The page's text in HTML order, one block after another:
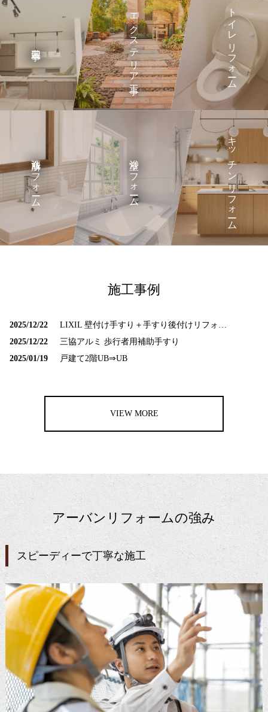
エクステリア工事 トイレリフォーム
洗面所リフォーム 浴室リフォーム キッチンリフォーム
施工事例
2025/12/22
2025/12/22
三協アルミ 歩行者用補助手すり
2025/01/19
戸建て2階UB⇒UB
VIEW MORE
アーバンリフォームの強み
スピーディーで丁寧な施工